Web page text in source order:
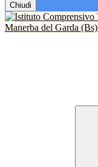
Chiudi
Manerba del Garda (Bs)